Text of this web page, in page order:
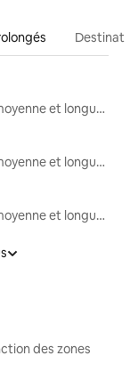
Locations moyenne et longue durée
Locations moyenne et longue durée
Locations moyenne et longue durée
des zones